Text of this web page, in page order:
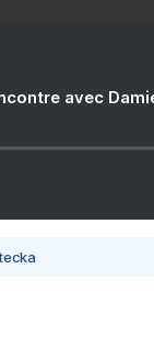
avec